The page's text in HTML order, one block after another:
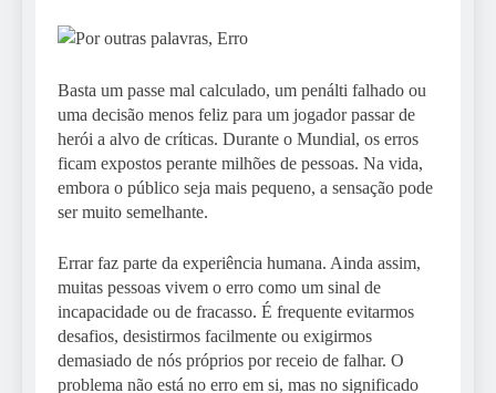
Basta um passe mal calculado, um penálti falhado ou
uma decisão menos feliz para um jogador passar de
herói a alvo de críticas. Durante o Mundial, os erros
ficam expostos perante milhões de pessoas. Na vida,
embora o público seja mais pequeno, a sensação pode
ser muito semelhante.
Errar faz parte da experiência humana. Ainda assim,
muitas pessoas vivem o erro como um sinal de
incapacidade ou de fracasso. É frequente evitarmos
desafios, desistirmos facilmente ou exigirmos
demasiado de nós próprios por receio de falhar. O
problema não está no erro em si, mas no significado